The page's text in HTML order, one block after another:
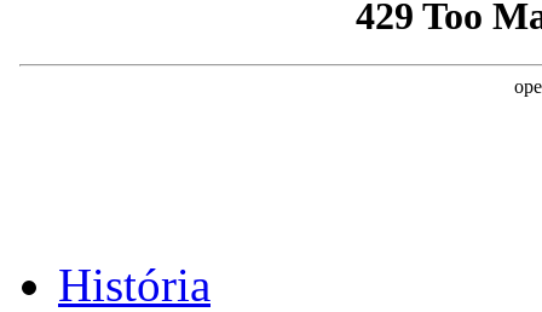
História